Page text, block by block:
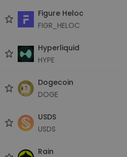
Figure Heloc
FIGR_HELOC
Hyperliquid
HYPE
Dogecoin
DOGE
USDS
USDS
Rain